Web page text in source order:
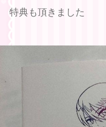
特典も頂きました